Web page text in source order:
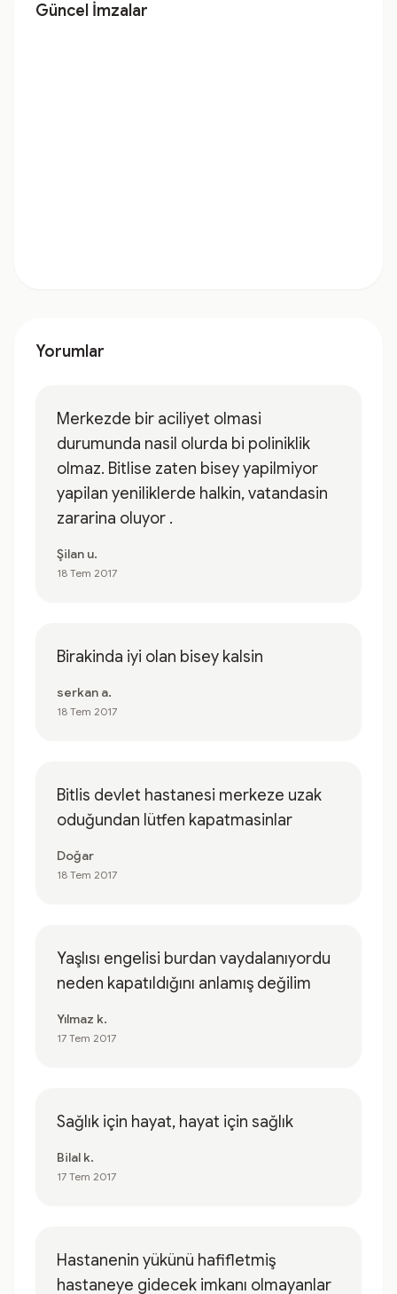
Güncel İmzalar
Yorumlar
Merkezde bir aciliyet olmasi
durumunda nasil olurda bi poliniklik
olmaz. Bitlise zaten bisey yapilmiyor
yapilan yeniliklerde halkin, vatandasin
zararina oluyor .
Şilan u.
18 Tem 2017
Birakinda iyi olan bisey kalsin
serkan a.
18 Tem 2017
Bitlis devlet hastanesi merkeze uzak
oduğundan lütfen kapatmasinlar
Doğar
18 Tem 2017
Yaşlısı engelisi burdan vaydalanıyordu
neden kapatıldığını anlamış değilim
Yılmaz k.
17 Tem 2017
Sağlık için hayat, hayat için sağlık
Bilal k.
17 Tem 2017
Hastanenin yükünü hafifletmiş
hastaneye gidecek imkanı olmayanlar